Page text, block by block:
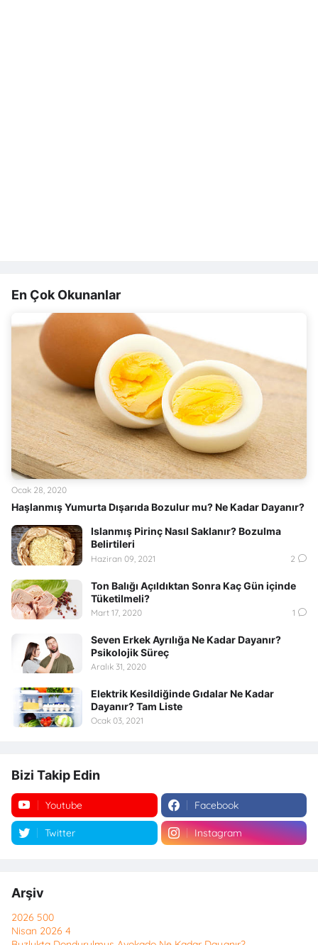
En Çok Okunanlar
Haşlanmış Yumurta Dışarıda Bozulur mu? Ne Kadar Dayanır?
Ocak 28, 2020
Islanmış Pirinç Nasıl Saklanır? Bozulma
Belirtileri
Haziran 09, 2021 2
Ton Balığı Açıldıktan Sonra Kaç Gün içinde
Tüketilmeli?
Mart 17, 2020 1
Seven Erkek Ayrılığa Ne Kadar Dayanır?
Psikolojik Süreç
Aralık 31, 2020
Elektrik Kesildiğinde Gıdalar Ne Kadar
Dayanır? Tam Liste
Ocak 03, 2021
Bizi Takip Edin
Youtube Facebook
Twitter Instagram
Arşiv
2026 500
Nisan 2026 4